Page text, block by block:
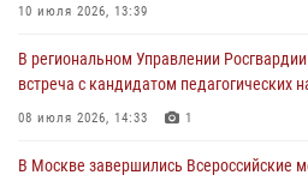
улицу Труда
31 июля 2026, 13:53
Всероссийского конкурса
10 июля 2026, 13:39
В региональном Управлении
встреча с кандидатом педагогических
08 июля 2026, 14:33 1
В Москве завершились Всероссийские